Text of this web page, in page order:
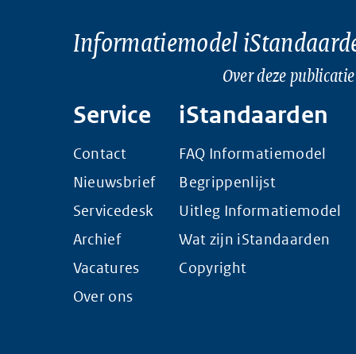
Informatiemodel
Over deze publicatie
Service
Contact
Nieuwsbrief
Servicedesk
Archief
Vacatures
Over ons
iStandaarden
FAQ Informatiemodel
Begrippenlijst
Uitleg Informatiemodel
Wat zijn iStandaarden
Copyright